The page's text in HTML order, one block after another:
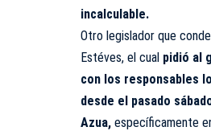
incalculable.
Otro legislador que
Estéves, el cual pidió al
con los responsables
desde el pasado
Azua, específicamente